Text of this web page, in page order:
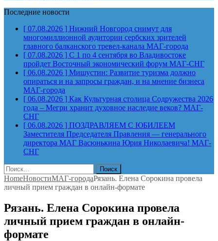
Последние новости
[ 07.08.2026 ] Нижний Новгород снимут для
многомиллионной аудитории сербских зрителей
главного балканского тревел-канала МАГ-города
[ 07.08.2026 ] С 1 по 4 сентября во Владивостоке
пройдет Восточный экономический форум МАГ-СНГ
[ 06.08.2026 ] Мишустин: Развитие туризма должно
опираться и на запросы граждан, и на мнение бизнеса
МАГ-города
[ 06.08.2026 ] Как Культурная столица Содружества 2026
года – Мегри хранит духовное наследие веков? МАГ-
СНГ
[ 06.08.2026 ] ПОЗДРАВЛЯЕМ С ЮБИЛЕЕМ
Заместителя Председателя Правления — генерального
директора МАГ Васюнькина Юрия Николаевича! МАГ-
СНГ
Найти:
HomeНовостиМАГ-городаРязань. Елена Сорокина провела
личный прием граждан в онлайн-формате
Рязань. Елена Сорокина провела
личный прием граждан в онлайн-
формате